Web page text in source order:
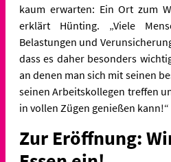
kaum erwarten: Ein Ort zum
erklärt Hünting. „Viele
Belastungen und
dass es daher besonders
an denen man sich mit seinen
seinen Arbeitskollegen treffen
in vollen Zügen genießen kann!“
Zur Eröffnung: